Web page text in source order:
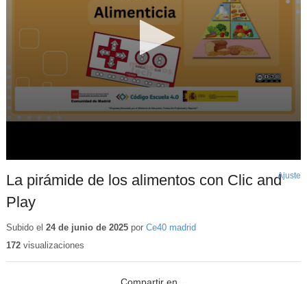
La pirámide de los alimentos con Clic and
Play
Ajuste
Subido el 24 de junio de 2025por Ce40 madrid
172visualizaciones